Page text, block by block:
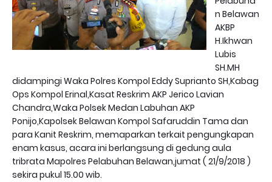
n Belawan
AKBP
H.Ikhwan
Lubis
SH.MH
didampingi Waka Polres Kompol Eddy Suprianto SH,Kabag
Ops Kompol Erinal,Kasat Reskrim AKP Jerico Lavian
Chandra,Waka Polsek Medan Labuhan AKP
Ponijo,Kapolsek Belawan Kompol Safaruddin Tama dan
para Kanit Reskrim, memaparkan terkait pengungkapan
enam kasus, acara ini berlangsung di gedung aula
tribrata Mapolres Pelabuhan Belawan,jumat ( 21/9/2018 )
sekira pukul 15.00 wib.